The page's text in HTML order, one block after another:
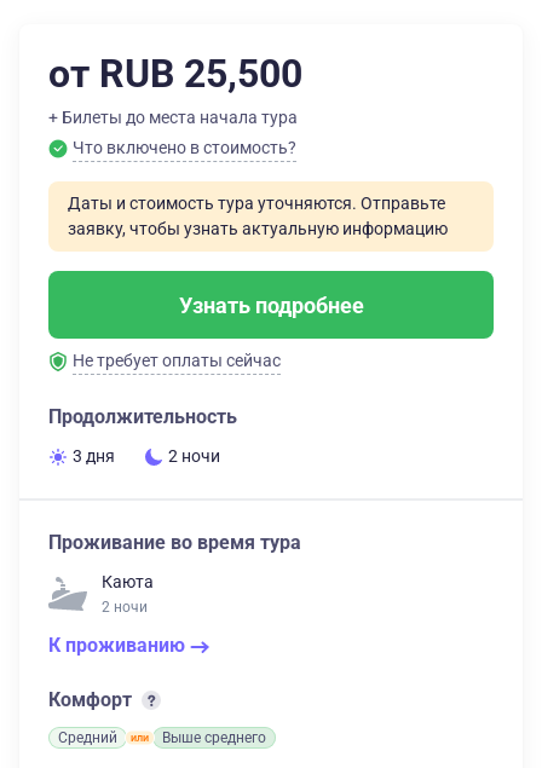
от RUB 25,500
+ Билеты до места начала тура
Что включено в стоимость?
Даты и стоимость тура уточняются. Отправьте
заявку, чтобы узнать актуальную информацию
Узнать подробнее
Не требует оплаты сейчас
Продолжительность
3 дня 2 ночи
Проживание во время тура
Каюта
2 ночи
К проживанию
Комфорт
Средний Выше среднего